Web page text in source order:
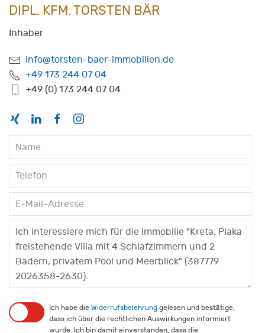
DIPL. KFM. TORSTEN BÄR
Inhaber
info@torsten-baer-immobilien.de
+49 173 244 07 04
+49 (0) 173 244 07 04
Ich habe die Widerrufsbelehrung gelesen und bestätige,
dass ich über die rechtlichen Auswirkungen informiert
wurde. Ich bin damit einverstanden, dass die